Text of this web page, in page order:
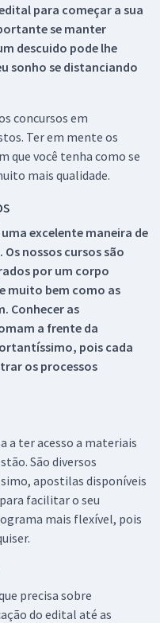
para começar a sua
se manter
descuido pode lhe
sonho se distanciando
concursos em
Ter em mente os
que você tenha como se
mais qualidade.
excelente maneira de
nossos cursos são
por um corpo
muito bem como as
Conhecer as
a frente da
pois cada
os processos
a ter acesso a materiais
São diversos
apostilas disponíveis
facilitar o seu
mais flexível, pois
precisa sobre
do edital até as